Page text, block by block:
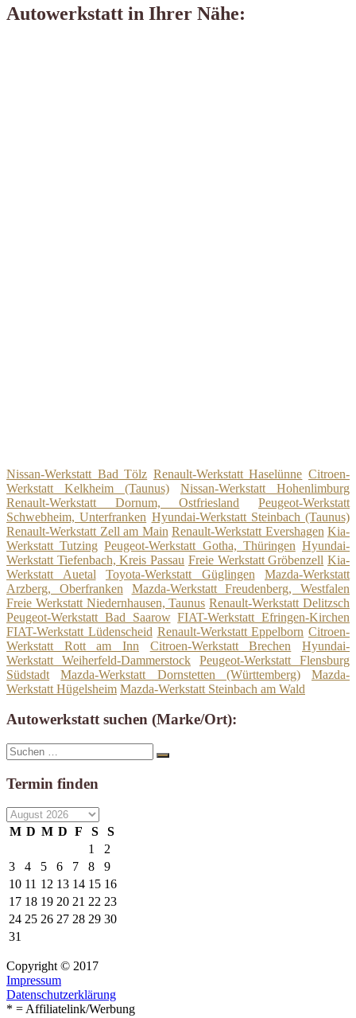
Autowerkstatt in Ihrer Nähe:
Nissan-Werkstatt Bad Tölz Renault-Werkstatt Haselünne Citroen-
Werkstatt Kelkheim (Taunus)
Nissan-Werkstatt Hohenlimburg
Renault-Werkstatt Dornum, Ostfriesland
Peugeot-Werkstatt
Schwebheim, Unterfranken Hyundai-Werkstatt Steinbach (Taunus)
Renault-Werkstatt Zell am Main Renault-Werkstatt Evershagen Kia-
Werkstatt Tutzing Peugeot-Werkstatt Gotha, Thüringen Hyundai-
Werkstatt Tiefenbach, Kreis Passau Freie Werkstatt Gröbenzell Kia-
Werkstatt Auetal
Toyota-Werkstatt Güglingen
Mazda-Werkstatt
Arzberg, Oberfranken
Mazda-Werkstatt Freudenberg, Westfalen
Freie Werkstatt Niedernhausen, Taunus Renault-Werkstatt Delitzsch
Peugeot-Werkstatt Bad Saarow FIAT-Werkstatt Efringen-Kirchen
FIAT-Werkstatt Lüdenscheid Renault-Werkstatt Eppelborn Citroen-
Werkstatt Rott am Inn
Citroen-Werkstatt Brechen
Hyundai-
Werkstatt Weiherfeld-Dammerstock
Peugeot-Werkstatt Flensburg
Südstadt
Mazda-Werkstatt Dornstetten (Württemberg)
Mazda-
Werkstatt Hügelsheim Mazda-Werkstatt Steinbach am Wald
Autowerkstatt suchen (Marke/Ort):
Suche
nach:
Suchen
Termin finden
M D M D F S
S
1
2
3
4 5 6 7 8
9
10 11 12 13 14 15 16
17 18 19 20 21 22 23
24 25 26 27 28 29 30
31
Copyright © 2017
Impressum
Datenschutzerklärung
* = Affiliatelink/Werbung